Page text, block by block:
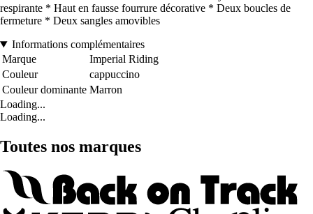
respirante * Haut en fausse fourrure décorative * Deux boucles de
fermeture * Deux sangles amovibles
Informations complémentaires
Marque
Imperial Riding
Couleur
cappuccino
Couleur dominante Marron
Loading...
Loading...
Toutes nos marques